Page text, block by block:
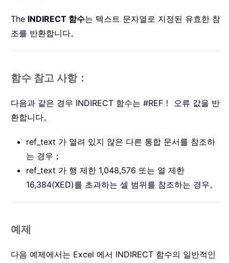
The INDIRECT 함수는 텍스트 문자열로 지정된 유효한 참
조를 반환합니다。
함수 참고 사항：
다음과 같은 경우 INDIRECT 함수는 #REF！ 오류 값을 반
환합니다。
ref_text 가 열려 있지 않은 다른 통합 문서를 참조하
는 경우；
ref_text 가 행 제한 1,048,576 또는 열 제한
16,384(XED)를 초과하는 셀 범위를 참조하는 경우。
예제
다음 예제에서는 Excel 에서 INDIRECT 함수의 일반적인